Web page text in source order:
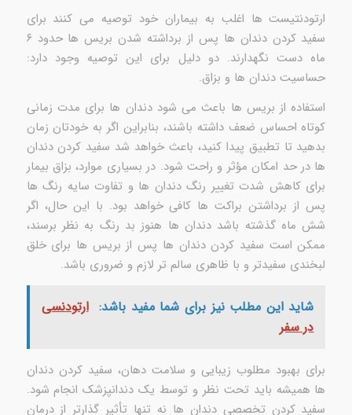
ارتودنتیست ها اغلب به بیماران خود توصیه می کنند برای
سفید کردن دندان ها پس از برداشته شدن بریس ها حدود ۶
ماه دست نگهدارند. دو دلیل برای این توصیه وجود دارد:
حساسیت دندان ها و بزاق.
استفاده از بریس ها باعث می شود دندان ها برای مدت زمانی
کوتاه احساس ضعف داشته باشند، بنابراین اگر به خودتان زمان
بدهید تا تطبیق پیدا کنید، باعث خواهد شد سفید کردن دندان
ها در حد امکان مؤثر و راحت شود. در بسیاری موارد، بزاق بیمار
برای کاهش شدت تغییر رنگ دندان ها و تفاوت سایه رنگ ها
پس از برداشتن براکت ها کافی خواهد بود. با این حال، اگر
شش ماه گذشته باشد دندان ها هنوز بد رنگ به نظر برسند،
ممکن است سفید کردن دندان ها پس از بریس ها برای خلق
لبخندی سفیدتر و با ظاهری سالم تر لازم و ضروری باشد.
شاید این مطلب نیز برای شما مفید باشد: ارتودنسی
در سفر
برای بهبود مطلوب زیبایی و سلامت دهان، سفید کردن دندان
ها همیشه باید تحت نظر و توسط یک دندانپزشک انجام شود.
سفید کردن تخصصی دندان ها نه تنها تأثیر گذارتر از درمان